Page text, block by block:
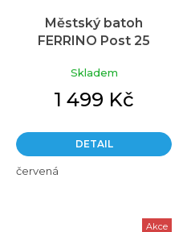
Městský batoh
FERRINO Post 25
Skladem
1 499 Kč
DETAIL
červená
Akce